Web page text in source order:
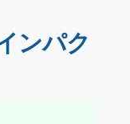
ンパク